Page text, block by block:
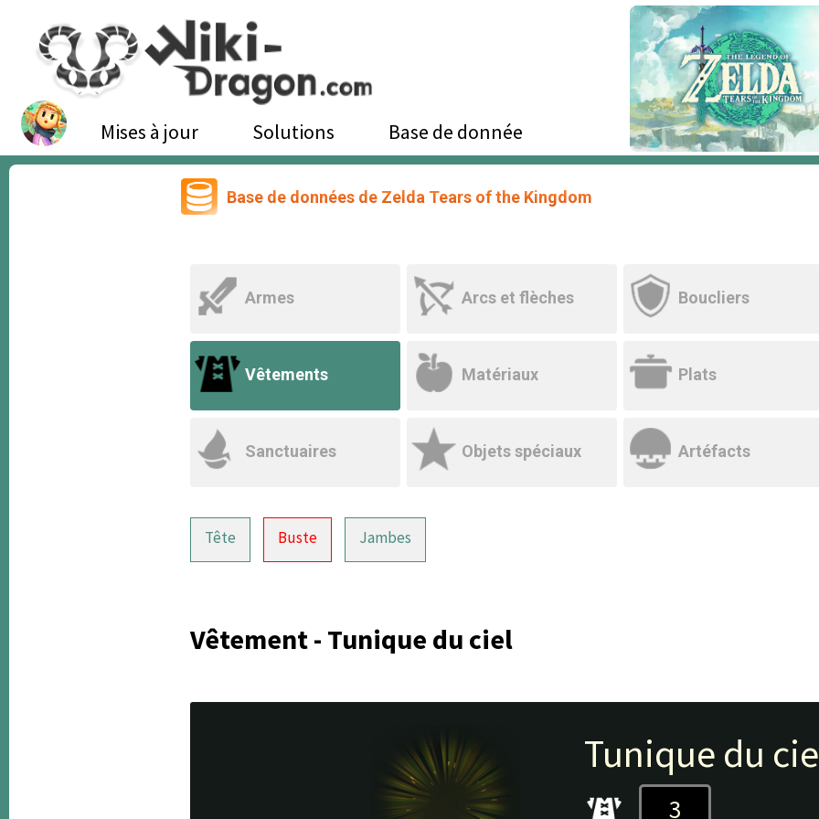
Mises à jour Solutions Base de donnée
Base de données de Zelda Tears of the Kingdom
Armes Arcs et flèches Boucliers
Vêtements Matériaux Plats
Sanctuaires Objets spéciaux Artéfacts
Tête Buste Jambes
Vêtement - Tunique du ciel
Tunique du
3